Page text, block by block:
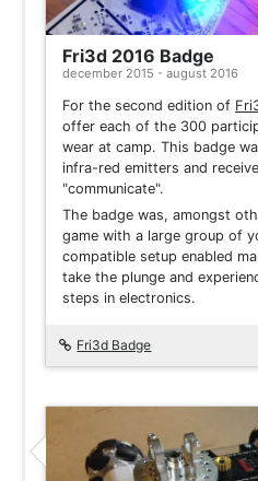
Fri3d 2016 Badge
december 2015 - august 2016
For the second edition of
offer each of the 300
wear at camp. This badge
infra-red emitters and
"communicate".
The badge was, amongst
game with a large group of
compatible setup enabled
take the plunge and
steps in electronics.
Fri3d Badge